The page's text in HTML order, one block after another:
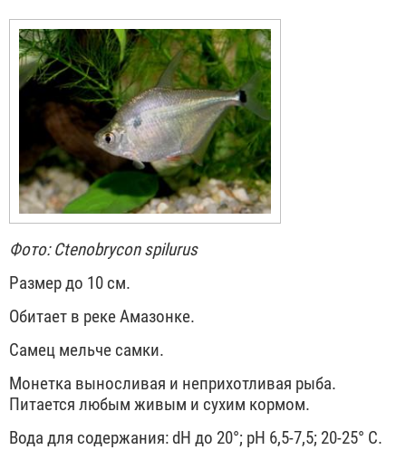
Фото: Ctenobrycon spilurus
Размер до 10 см.
Обитает в реке Амазонке.
Самец мельче самки.
Монетка выносливая и неприхотливая рыба.
Питается любым живым и сухим кормом.
Вода для содержания: dH до 20°; pH 6,5-7,5; 20-25° С.